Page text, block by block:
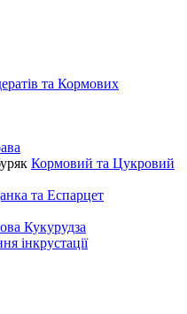
та Кормових
Кормовий та Цукровий
та Еспарцет
Кукурудза
інкрустації